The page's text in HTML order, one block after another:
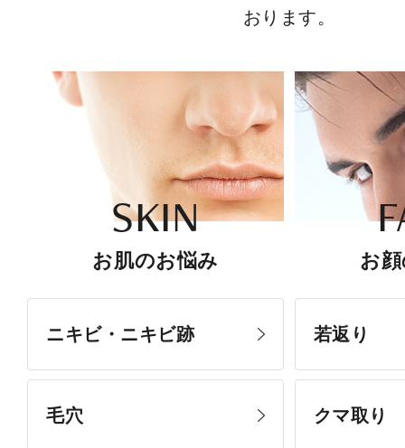
おります。
SKIN
お肌のお悩み
ニキビ・ニキビ跡
毛穴
お
若返り
クマ取り